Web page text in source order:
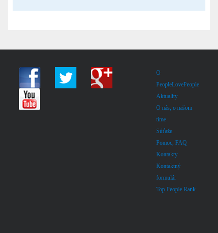
O
PeopleLovePeople
Aktuality
O nás, o našom
tíme
Súťaže
Pomoc, FAQ
Kontakty
Kontaktný
formulár
Top People Rank